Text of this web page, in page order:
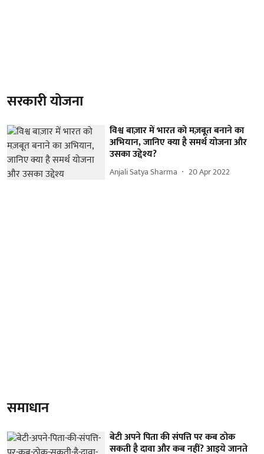
सरकारी योजना
विश्व बाज़ार में भारत को मज़बूत बनाने का
अभियान, जानिए क्या है समर्थ योजना और
उसका उद्देश्य?
Anjali Satya Sharma 20 Apr 2022
समाधान
बेटी अपने पिता की संपत्ति पर कब ठोक
सकती है दावा और कब नहीं? आइये जानते